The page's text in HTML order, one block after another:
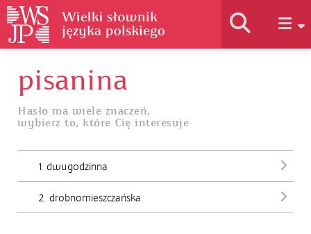
Historia słownika
Jak korzystać
Podstawy naukowe
pisanina
Hasło ma wiele znaczeń,
wybierz to, które Cię interesuje
1. dwugodzinna
2. drobnomieszczańska